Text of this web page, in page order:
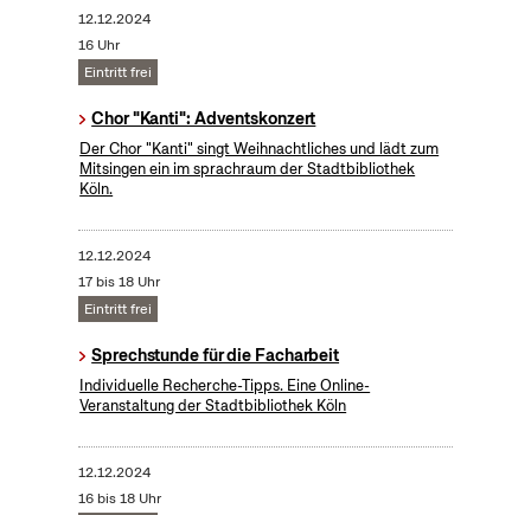
12.12.2024
16 Uhr
Eintritt frei
Chor "Kanti": Adventskonzert
Der Chor "Kanti" singt Weihnachtliches und lädt zum
Mitsingen ein im sprachraum der Stadtbibliothek
Köln.
12.12.2024
17 bis 18 Uhr
Eintritt frei
Sprechstunde für die Facharbeit
Individuelle Recherche-Tipps. Eine Online-
Veranstaltung der Stadtbibliothek Köln
12.12.2024
16 bis 18 Uhr